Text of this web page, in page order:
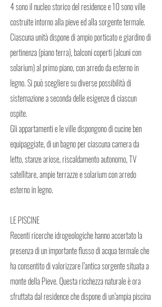
4 sono il nucleo storico del residence e 10 sono ville
costruite intorno alla pieve ed alla sorgente termale.
Ciascuna unità dispone di ampio porticato e giardino di
pertinenza (piano terra), balconi coperti (alcuni con
solarium) al primo piano, con arredo da esterno in
legno. Si può scegliere su diverse possibilità di
sistemazione a seconda delle esigenze di ciascun
ospite.
Gli appartamenti e le ville dispongono di cucine ben
equipaggiate, di un bagno per ciascuna camera da
letto, stanze ariose, riscaldamento autonomo, TV
satellitare, ampie terrazze e solarium con arredo
esterno in legno.
LE PISCINE
Recenti ricerche idrogeologiche hanno accertato la
presenza di un importante flusso di acqua termale che
ha consentito di valorizzare l’antica sorgente situata a
monte della Pieve. Questa ricchezza naturale è ora
sfruttata dal residence che dispone di un’ampia piscina